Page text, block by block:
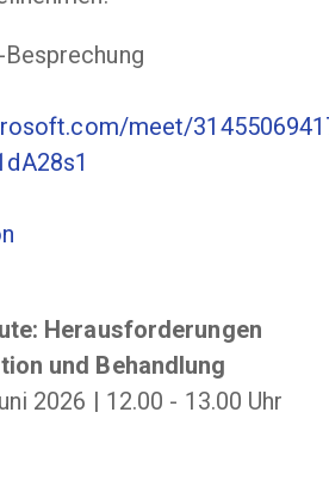
meet/
Herausforderungen
und Behandlung
2026 | 12.00 - 13.00 Uhr